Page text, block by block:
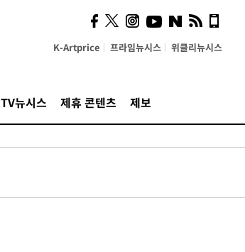
K-Artprice 프라임뉴시스 위클리뉴시스
TV뉴시스 제휴 콘텐츠 제보